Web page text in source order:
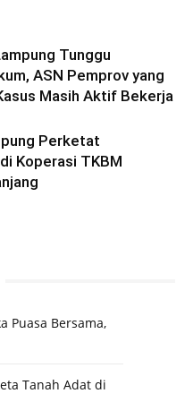
Tunggu
ASN Pemprov yang
Masih Aktif Bekerja
Perketat
Koperasi TKBM
Puasa Bersama,
Tanah Adat di